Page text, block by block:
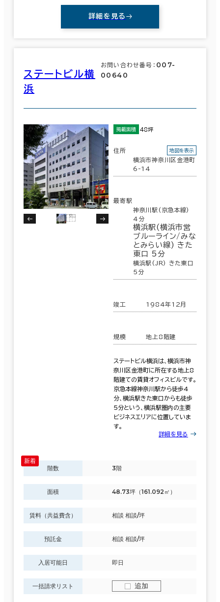
詳細を見る
ステートビル横
浜
お問い合わせ番号： 007-
00640
掲載面積 48坪
住所
横浜市神奈川区金港町
6-14
地図を表示
最寄駅
神奈川駅(京急本線)
4分
横浜駅(横浜市営
ブルーライン/みな
とみらい線) きた
東口 5分
横浜駅(JR) きた東口
5分
竣工 1984年12月
規模 地上8階建
ステートビル横浜は、横浜市神
奈川区金港町に所在する地上8
階建ての賃貸オフィスビルです。
京急本線神奈川駅から徒歩4
分、横浜駅きた東口からも徒歩
5分という、横浜駅圏内の主要
ビジネスエリアに位置していま
す。
詳細を見る
階数 3階
面積 48.73坪（161.092㎡）
賃料（共益費含） 相談 相談/坪
預託金 相談 相談/坪
入居可能日 即日
一括請求リスト 追加